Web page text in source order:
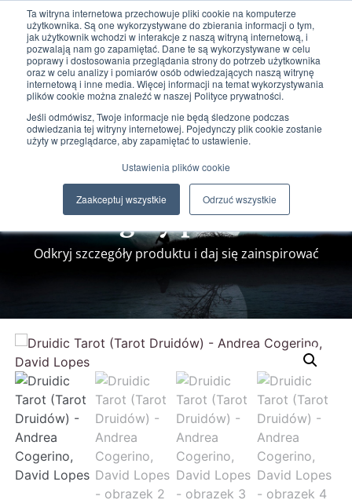
Ta witryna internetowa przechowuje pliki cookie na komputerze
użytkownika. Są one wykorzystywane do zbierania informacji o tym,
jak użytkownik wchodzi w interakcje z naszą witryną internetową, i
pozwalają nam go zapamiętać. Dane te są wykorzystywane w celu
poprawy i dostosowania przeglądania strony do potrzeb użytkownika
oraz w celu analizy i pomiarów osób odwiedzających naszą witrynę
internetową i inne media. Więcej informacji na temat wykorzystywania
plików cookie można znaleźć w naszej Polityce prywatności.
Jeśli odmówisz, Twoje informacje nie będą śledzone podczas
odwiedzania tej witryny internetowej. Pojedynczy plik cookie zostanie
użyty w przeglądarce, aby zapamiętać to ustawienie.
Ustawienia plików cookie
Zaakceptuj wszystkie Odrzuć wszystkie
Szczegóły produktu
Odkryj szczegóły produktu i daj się zainspirować